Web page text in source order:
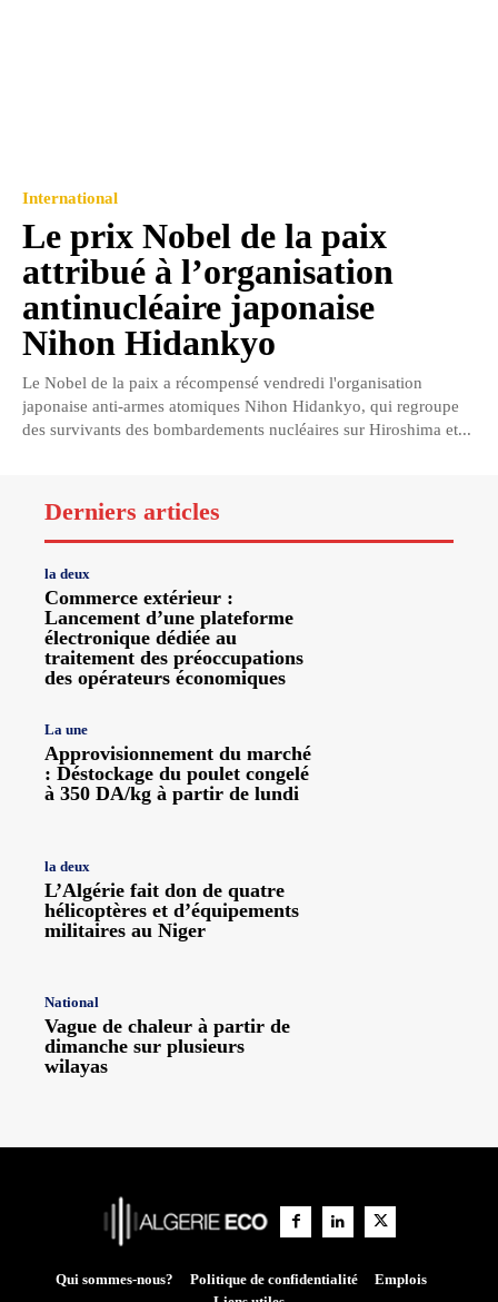
International
Le prix Nobel de la paix
attribué à l’organisation
antinucléaire japonaise
Nihon Hidankyo
Le Nobel de la paix a récompensé vendredi l'organisation
japonaise anti-armes atomiques Nihon Hidankyo, qui regroupe
des survivants des bombardements nucléaires sur Hiroshima et...
Derniers articles
la deux
Commerce extérieur :
Lancement d’une plateforme
électronique dédiée au
traitement des préoccupations
des opérateurs économiques
La une
Approvisionnement du marché
: Déstockage du poulet congelé
à 350 DA/kg à partir de lundi
la deux
L’Algérie fait don de quatre
hélicoptères et d’équipements
militaires au Niger
National
Vague de chaleur à partir de
dimanche sur plusieurs
wilayas
Qui sommes-nous? Politique de confidentialité
Emplois